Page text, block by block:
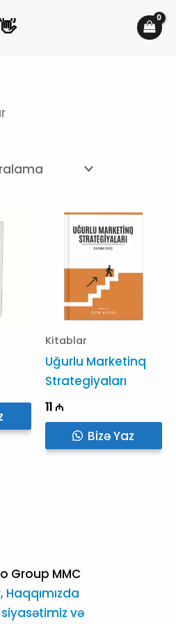
Kitablar
Uğurlu Marketinq
Strategiyaları
11₼
Bizə Yaz
Group MMC
Haqqımızda
siyasətimiz və